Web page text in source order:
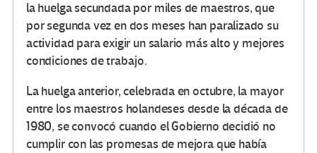
la huelga secundada por miles de maestros, que
por segunda vez en dos meses han paralizado su
actividad para exigir un salario más alto y mejores
condiciones de trabajo.
La huelga anterior, celebrada en octubre, la mayor
entre los maestros holandeses desde la década de
1980, se convocó cuando el Gobierno decidió no
cumplir con las promesas de mejora que había